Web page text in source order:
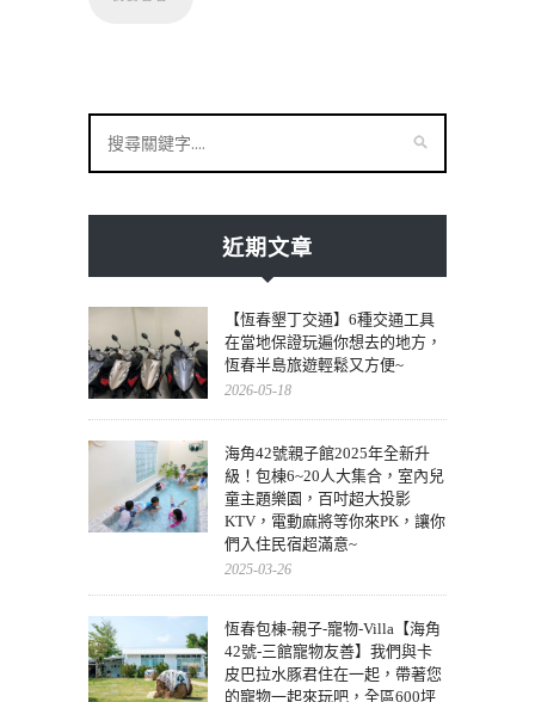
近期文章
【恆春墾丁交通】6種交通工具
在當地保證玩遍你想去的地方，
恆春半島旅遊輕鬆又方便~
2026-05-18
海角42號親子館2025年全新升
級！包棟6~20人大集合，室內兒
童主題樂園，百吋超大投影
KTV，電動麻將等你來PK，讓你
們入住民宿超滿意~
2025-03-26
恆春包棟-親子-寵物-Villa【海角
42號-三館寵物友善】我們與卡
皮巴拉水豚君住在一起，帶著您
的寵物一起來玩吧，全區600坪